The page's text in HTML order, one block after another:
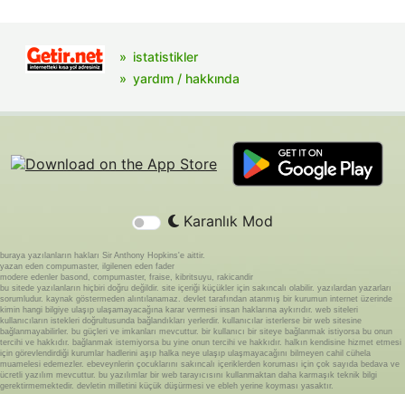
istatistikler
yardım / hakkında
Karanlık Mod
buraya yazılanların hakları Sir Anthony Hopkins'e aittir.
yazan eden compumaster, ilgilenen eden fader
modere edenler basond, compumaster, fraise, kibritsuyu, rakicandir
bu sitede yazılanların hiçbiri doğru değildir. site içeriği küçükler için sakıncalı olabilir. yazılardan yazarları
sorumludur. kaynak göstermeden alıntılanamaz. devlet tarafından atanmış bir kurumun internet üzerinde
kimin hangi bilgiye ulaşıp ulaşamayacağına karar vermesi insan haklarına aykırıdır. web siteleri
kullanıcıların istekleri doğrultusunda bağlandıkları yerlerdir. kullanıcılar isterlerse bir web sitesine
bağlanmayabilirler. bu güçleri ve imkanları mevcuttur. bir kullanıcı bir siteye bağlanmak istiyorsa bu onun
tercihi ve hakkıdır. bağlanmak istemiyorsa bu yine onun tercihi ve hakkıdır. halkın kendisine hizmet etmesi
için görevlendirdiği kurumlar hadlerini aşıp halka neye ulaşıp ulaşmayacağını bilmeyen cahil cühela
muamelesi edemezler. ebeveynlerin çocuklarını sakıncalı içeriklerden koruması için çok sayıda bedava ve
ücretli yazılım mevcuttur. bu yazılımlar bir web tarayıcısını kullanmaktan daha karmaşık teknik bilgi
gerektirmemektedir. devletin milletini küçük düşürmesi ve ebleh yerine koyması yasaktır.